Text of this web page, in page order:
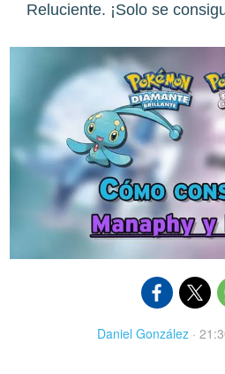
Reluciente. ¡Solo se
Daniel González ·